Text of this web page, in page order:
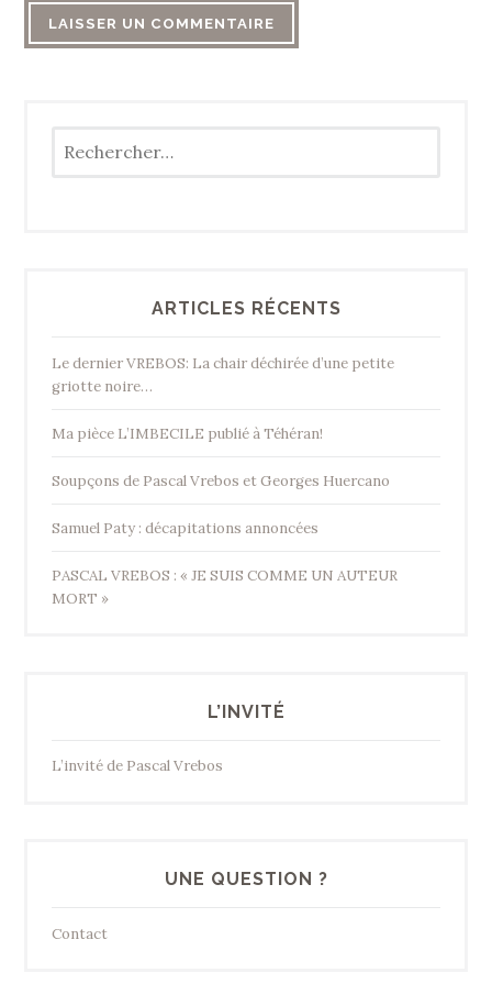
ARTICLES RÉCENTS
Le dernier VREBOS: La chair déchirée d’une petite
griotte noire…
Ma pièce L’IMBECILE publié à Téhéran!
Soupçons de Pascal Vrebos et Georges Huercano
Samuel Paty : décapitations annoncées
PASCAL VREBOS : « JE SUIS COMME UN AUTEUR
MORT »
L’INVITÉ
L’invité de Pascal Vrebos
UNE QUESTION ?
Contact